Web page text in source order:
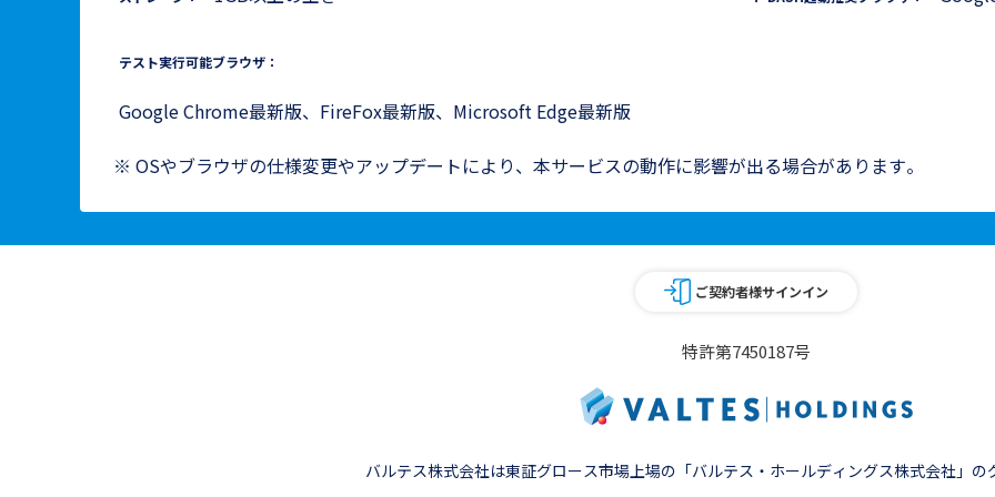
テスト実行可能ブラウザ：
Google Chrome最新版、FireFox最新版、Microsoft Edge最新版
※ OSやブラウザの仕様変更やアップデートにより、本サービスの動作に影響が出る場合があります。
ご契約者様サインイン
特許第7450187号
バルテス株式会社は東証グロース市場上場の 「バルテス・ホールディングス株式会社」の